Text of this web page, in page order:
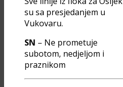
su sa presjedanjem u
Vukovaru.
SN – Ne prometuje
subotom, nedjeljom i
praznikom